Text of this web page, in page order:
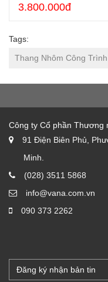
3.800.000đ
Tags:
Thang Nhôm Công Trình
Công ty Cổ phần Thương
91 Điện Biên Phủ,
Minh.
(028) 3511 5868
info@vana.com.vn
090 373 2262